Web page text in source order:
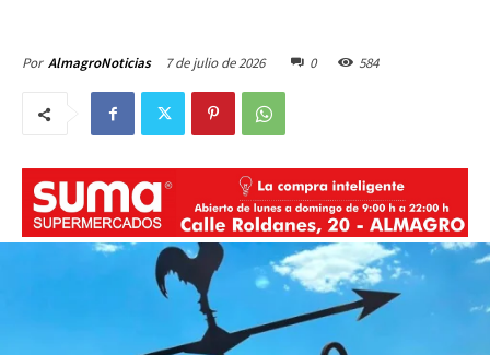
Por AlmagroNoticias 7 de julio de 2026 0 584